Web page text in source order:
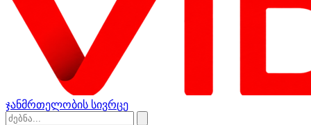
ჯანმრთელობის სივრცე